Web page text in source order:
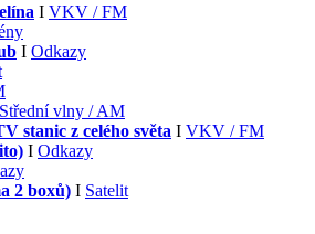
I VKV / FM
I Odkazy
Střední vlny / AM
stanic z celého světa I VKV / FM
I Odkazy
2 boxů) I Satelit